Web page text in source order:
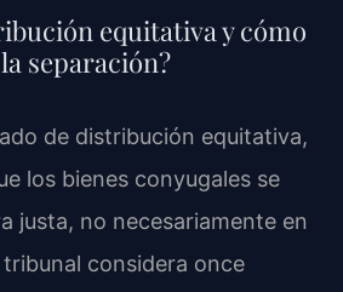
equitativa y cómo
separación?
de distribución equitativa,
los bienes conyugales se
justa, no necesariamente en
considera once